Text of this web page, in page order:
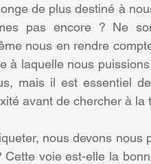
de plus destiné à
pas encore ? Ne
nous en rendre
à laquelle nous
mais il est essentiel
avant de chercher à la
nous devons nous
voie est-elle la